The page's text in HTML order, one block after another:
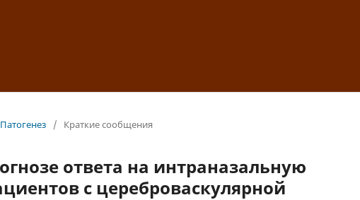
/ Краткие сообщения
ответа на интраназальную
с цереброваскулярной